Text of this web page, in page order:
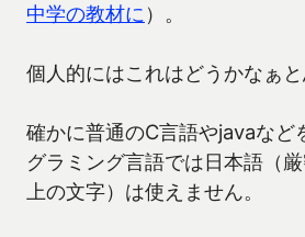
中学の教材に ）。
個人的にはこれはどうかなぁと
確かに普通のC言語やjavaなど
グラミング言語では日本語（
上の文字）は使えません。